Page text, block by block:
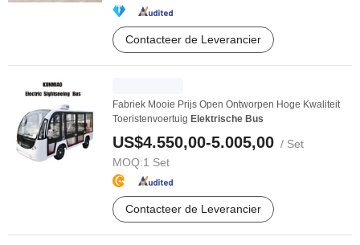
Contacteer de Leverancier
Fabriek Mooie Prijs Open Ontworpen Hoge Kwaliteit
Toeristenvoertuig Elektrische Bus
US$4.550,00-5.005,00 / Set
MOQ:1 Set
Contacteer de Leverancier